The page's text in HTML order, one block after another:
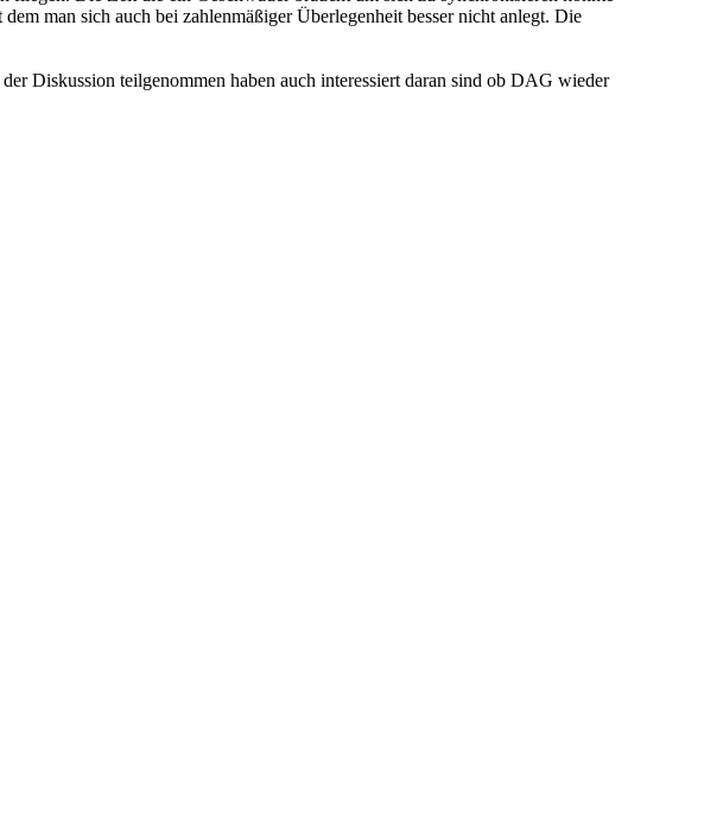
man sich auch bei zahlenmäßiger Überlegenheit besser nicht anlegt. Die
Diskussion teilgenommen haben auch interessiert daran sind ob DAG wieder